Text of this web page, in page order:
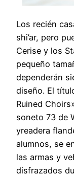
Los recién
shi’ar, pero
Cerise y los
pequeño
dependerán
diseño. El
Ruined
soneto 73 de
yreadera
alumnos, se
las armas y
disfrazados